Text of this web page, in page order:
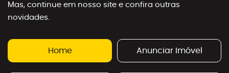
Mas, continue em nosso site e confira outras
novidades.
Home Anunciar Imóvel